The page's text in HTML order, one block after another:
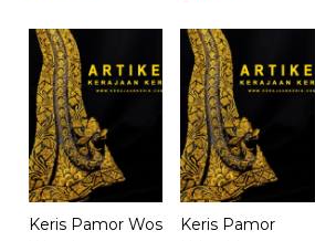
Keris Pamor Wos
Keris Pamor